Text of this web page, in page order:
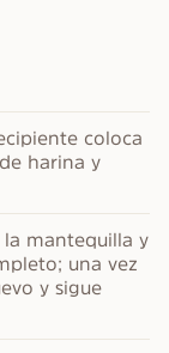
coloca
harina y
mantequilla y
una vez
y sigue